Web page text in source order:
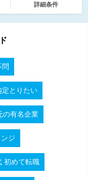
詳細条件
定とりたい
の有名企業
ジ
初めて転職